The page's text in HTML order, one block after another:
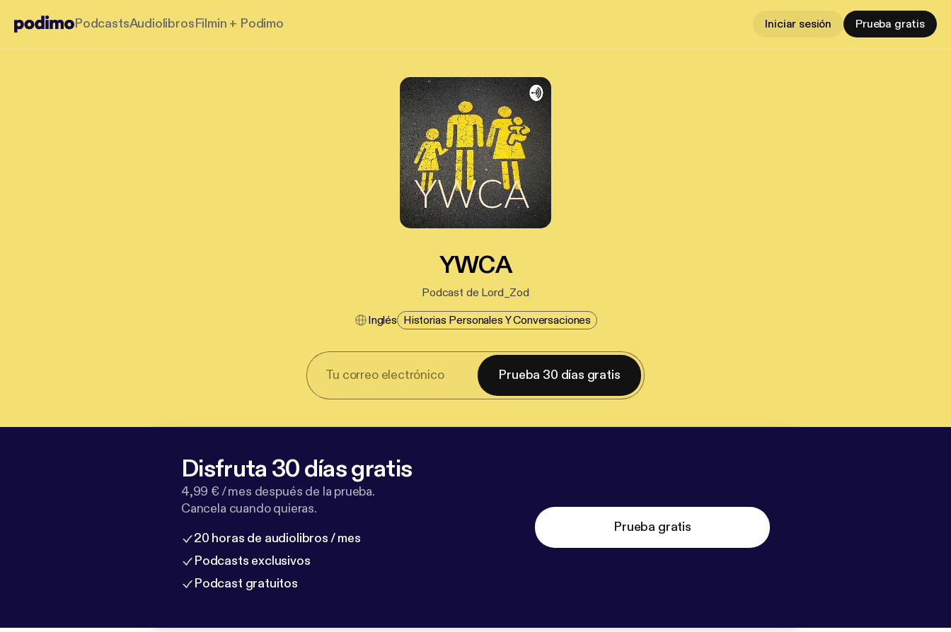
PodcastsAudiolibrosFilmin + Podimo Iniciar sesión Prueba gratis
YWCA
Podcast de Lord_Zod
Inglés Historias Personales Y Conversaciones
Prueba 30 días gratis
Disfruta 30 días gratis
4,99 € / mes después de la prueba.
Cancela cuando quieras.
20 horas de audiolibros / mes
Podcasts exclusivos
Podcast gratuitos
Prueba gratis